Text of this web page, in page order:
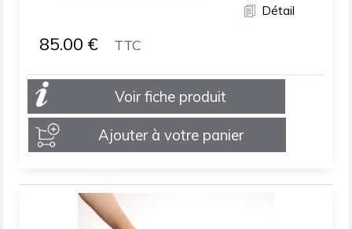
Détail
85.00 € TTC
Voir fiche produit
Ajouter à votre panier